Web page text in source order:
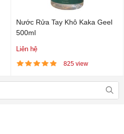
Nước Rửa Tay Khô Kaka Geel
500ml
Liên hệ
825 view